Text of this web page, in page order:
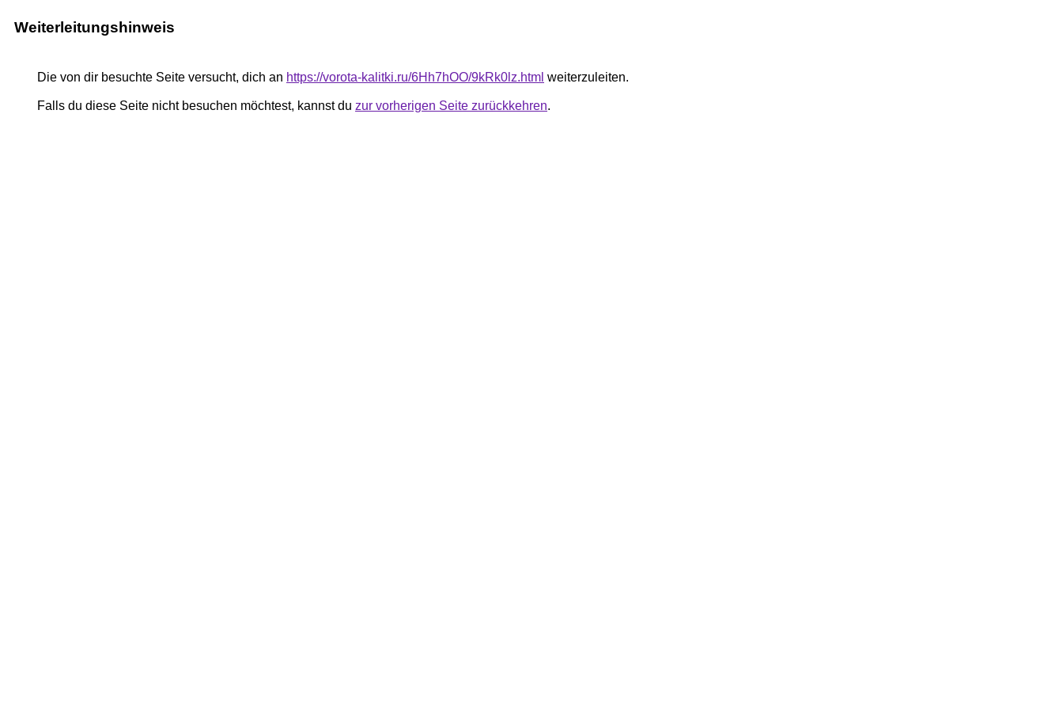
Weiterleitungshinweis
Die von dir besuchte Seite versucht, dich an https://vorota-kalitki.ru/6Hh7hOO/9kRk0lz.html weiterzuleiten.
Falls du diese Seite nicht besuchen möchtest, kannst du zur vorherigen Seite zurückkehren.